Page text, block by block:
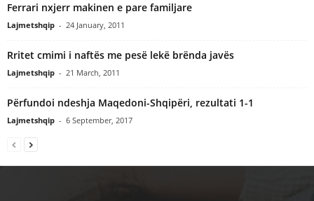
Ferrari nxjerr makinen e pare familjare
Lajmetshqip - 24 January, 2011
Rritet cmimi i naftës me pesë lekë brënda javës
Lajmetshqip - 21 March, 2011
Përfundoi ndeshja Maqedoni-Shqipëri, rezultati 1-1
Lajmetshqip - 6 September, 2017